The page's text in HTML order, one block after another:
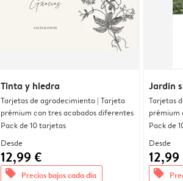
Tinta y hiedra
Tarjetas de agradecimiento | Tarjeta
prémium con tres acabados diferentes
Pack de 10 tarjetas
Desde
12,99 €
offers Precios bajos cada día
Jardín
Tarjetas
prémium
Pack de
Desde
12,99
offers